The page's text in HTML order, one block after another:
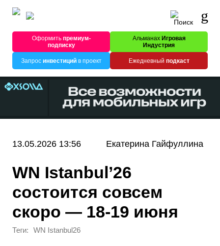
Оформитьпремиум-
подписку
Альманах Игровая
Индустрия
Запрос инвестицийв проект Ежедневный подкаст
13.05.2026 13:56 Екатерина Гайфуллина
WN Istanbul’26
состоится совсем
скоро — 18-19 июня
Теги: WN Istanbul26